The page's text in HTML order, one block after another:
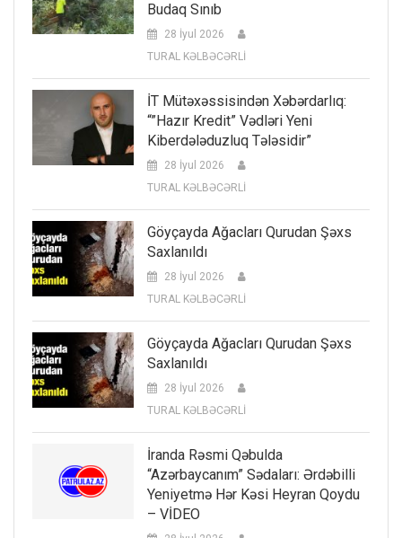
Budaq Sınıb
28 İyul 2026
TURAL KƏLBƏCƏRLİ
İT Mütəxəssisindən Xəbərdarlıq:
“”Hazır Kredit” Vədləri Yeni
Kiberdələduzluq Tələsidir”
28 İyul 2026
TURAL KƏLBƏCƏRLİ
Göyçayda Ağacları Qurudan Şəxs
Saxlanıldı
28 İyul 2026
TURAL KƏLBƏCƏRLİ
Göyçayda Ağacları Qurudan Şəxs
Saxlanıldı
28 İyul 2026
TURAL KƏLBƏCƏRLİ
İranda Rəsmi Qəbulda
“Azərbaycanım” Sədaları: Ərdəbilli
Yeniyetmə Hər Kəsi Heyran Qoydu
– VİDEO